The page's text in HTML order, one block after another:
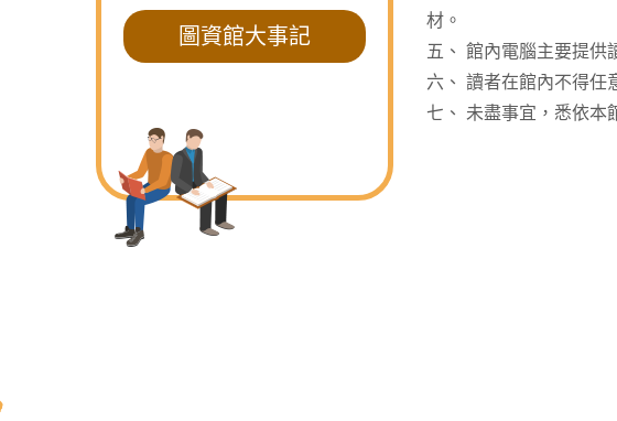
圖資館大事記
材。
五、 館內電腦主要提供
六、 讀者在館內不得任
七、 未盡事宜，悉依本